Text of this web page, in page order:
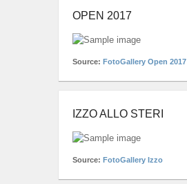
OPEN 2017
Source: FotoGallery Open 2017
IZZO ALLO STERI
Source: FotoGallery Izzo